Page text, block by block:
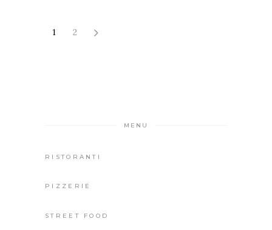
1 2
MENU
RISTORANTI
PIZZERIE
STREET FOOD